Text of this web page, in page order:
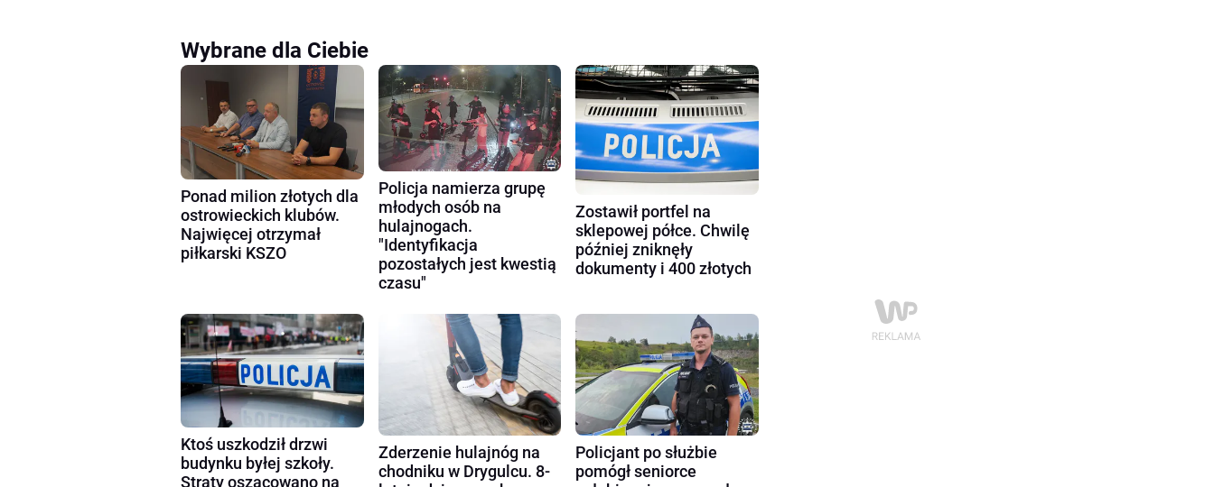
Wybrane dla Ciebie
Ponad milion złotych dla
ostrowieckich klubów.
Najwięcej otrzymał
piłkarski KSZO
Policja namierza grupę
młodych osób na
hulajnogach.
"Identyfikacja
pozostałych jest kwestią
czasu"
Zostawił portfel na
sklepowej półce. Chwilę
później zniknęły
dokumenty i 400 złotych
Ktoś uszkodził drzwi
budynku byłej szkoły.
Straty oszacowano na
Zderzenie hulajnóg na
chodniku w Drygulcu. 8-
Policjant po służbie
pomógł seniorce